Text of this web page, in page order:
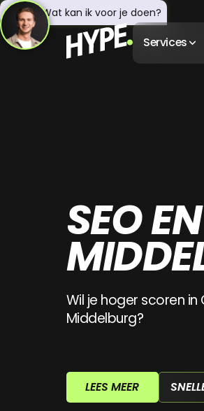
Hey! 👋 Wat kan ik voor je doen?
Services
SEO
Wil je hoger scoren
Middelburg?
LEES MEER